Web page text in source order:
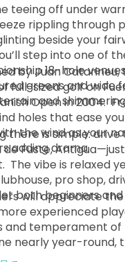
teeing off under
rippling through
beside your
step into one of
18-hole
greens and wide
and
by Juan
full-sized golf on
in 2004. ￼ From first tee to final green
holes that ease
the wind as your
adding drama.
there is simple: drive
Fuste,
pro shop,
both beginners
will appreciate
experienced
and temperament of
nearly year-round,
pace and